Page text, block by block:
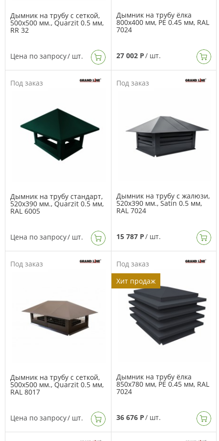
Дымник на трубу с сеткой,
500х500 мм., Quarzit 0.5 мм,
RR 32
Цена по запросу/ шт.
Дымник на трубу ёлка
800х400 мм, PE 0.45 мм, RAL
7024
27 002 Р/ шт.
Под заказ
Дымник на трубу стандарт,
520х390 мм., Quarzit 0.5 мм,
RAL 6005
Цена по запросу/ шт.
Под заказ
Дымник на трубу с жалюзи,
520х390 мм., Satin 0.5 мм,
RAL 7024
15 787 Р/ шт.
Под заказ
Дымник на трубу с сеткой,
500х500 мм., Quarzit 0.5 мм,
RAL 8017
Цена по запросу/ шт.
Под заказ
Хит продаж
Дымник на трубу ёлка
850х780 мм, PE 0.45 мм, RAL
7024
36 676 Р/ шт.